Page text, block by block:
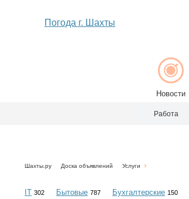
Погода г. Шахты
Новости
Работа
Шахты.ру Доска объявлений Услуги
IT 302 Бытовые 787 Бухгалтерские 150